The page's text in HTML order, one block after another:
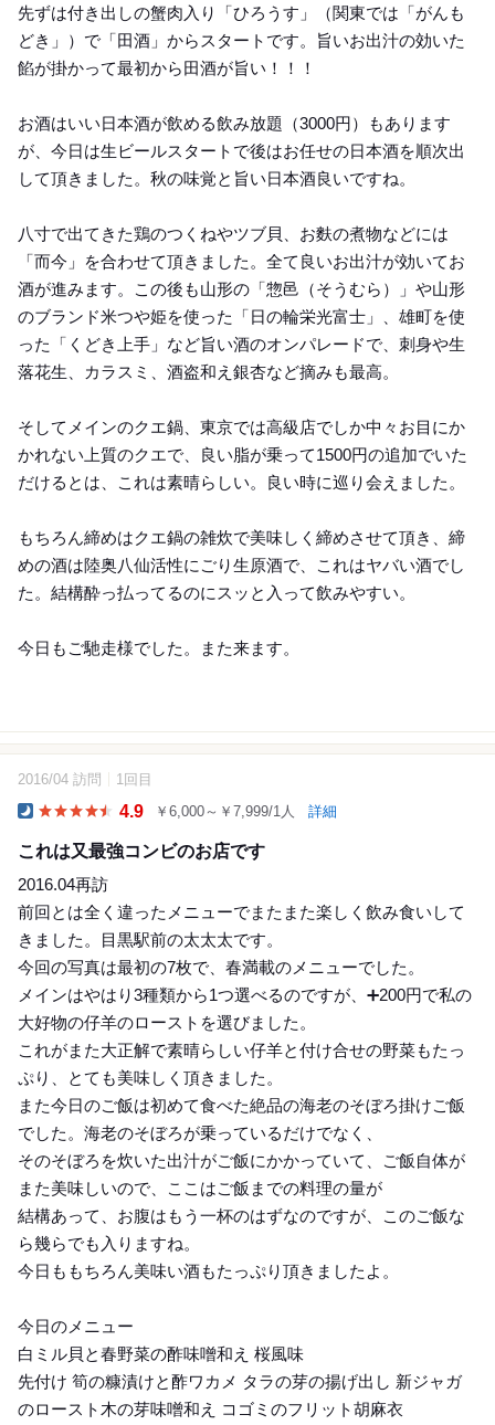
先ずは付き出しの蟹肉入り「ひろうす」（関東では「がんも
どき」）で「田酒」からスタートです。旨いお出汁の効いた
餡が掛かって最初から田酒が旨い！！！
お酒はいい日本酒が飲める飲み放題（3000円）もあります
が、今日は生ビールスタートで後はお任せの日本酒を順次出
して頂きました。秋の味覚と旨い日本酒良いですね。
八寸で出てきた鶏のつくねやツブ貝、お麩の煮物などには
「而今」を合わせて頂きました。全て良いお出汁が効いてお
酒が進みます。この後も山形の「惣邑（そうむら）」や山形
のブランド米つや姫を使った「日の輪栄光富士」、雄町を使
った「くどき上手」など旨い酒のオンパレードで、刺身や生
落花生、カラスミ、酒盗和え銀杏など摘みも最高。
そしてメインのクエ鍋、東京では高級店でしか中々お目にか
かれない上質のクエで、良い脂が乗って1500円の追加でいた
だけるとは、これは素晴らしい。良い時に巡り会えました。
もちろん締めはクエ鍋の雑炊で美味しく締めさせて頂き、締
めの酒は陸奥八仙活性にごり生原酒で、これはヤバい酒でし
た。結構酔っ払ってるのにスッと入って飲みやすい。
今日もご馳走様でした。また来ます。
14
2016/04 訪問 1回目
4.9 ￥6,000～￥7,999/1人 詳細
これは又最強コンビのお店です
2016.04再訪
前回とは全く違ったメニューでまたまた楽しく飲み食いして
きました。目黒駅前の太太太です。
今回の写真は最初の7枚で、春満載のメニューでした。
メインはやはり3種類から1つ選べるのですが、➕200円で私の
大好物の仔羊のローストを選びました。
これがまた大正解で素晴らしい仔羊と付け合せの野菜もたっ
ぷり、とても美味しく頂きました。
また今日のご飯は初めて食べた絶品の海老のそぼろ掛けご飯
でした。海老のそぼろが乗っているだけでなく、
そのそぼろを炊いた出汁がご飯にかかっていて、ご飯自体が
また美味しいので、ここはご飯までの料理の量が
結構あって、お腹はもう一杯のはずなのですが、このご飯な
ら幾らでも入りますね。
今日ももちろん美味い酒もたっぷり頂きましたよ。
今日のメニュー
白ミル貝と春野菜の酢味噌和え 桜風味
先付け 筍の糠漬けと酢ワカメ タラの芽の揚げ出し 新ジャガ
のロースト木の芽味噌和え コゴミのフリット胡麻衣